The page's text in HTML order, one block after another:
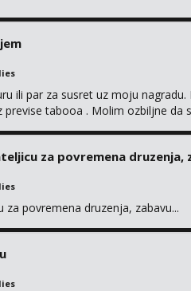
ili par za susret uz moju
tabooa . Molim ozbiljne da
za povremena druzenja,
povremena druzenja, zabavu...